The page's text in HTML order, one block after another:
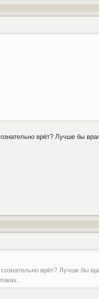
врёт? Лучше бы
врёт? Лучше бы